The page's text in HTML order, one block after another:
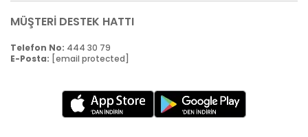
MÜŞTERİ DESTEK HATTI
Telefon No: 444 30 79
E-Posta: [email protected]